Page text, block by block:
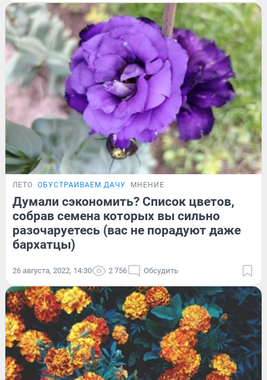
ЛЕТО ОБУСТРАИВАЕМ ДАЧУ МНЕНИЕ
Думали сэкономить? Список цветов,
собрав семена которых вы сильно
разочаруетесь (вас не порадуют даже
бархатцы)
26 августа, 2022, 14:30 2 756 Обсудить